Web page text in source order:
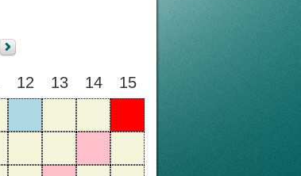
12 13 14
15